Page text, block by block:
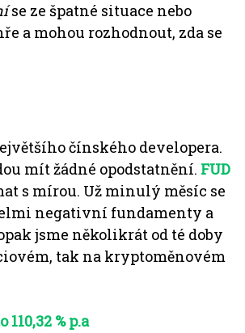
se ze špatné situace nebo
a mohou rozhodnout, zda se
čínského developera.
mít žádné opodstatnění. FUD
s mírou. Už minulý měsíc se
negativní fundamenty a
jsme několikrát od té doby
tak na kryptoměnovém
% p.a